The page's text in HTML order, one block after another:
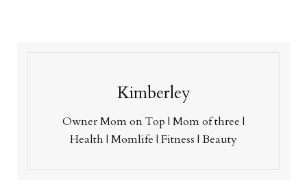
Kimberley
Owner Mom on Top | Mom of three |
Health | Momlife | Fitness | Beauty